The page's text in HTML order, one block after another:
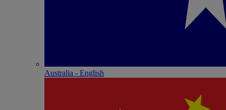
Australia - English